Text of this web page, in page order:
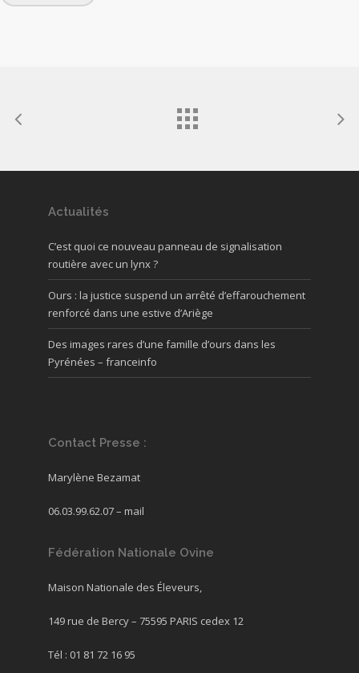
Actualités
C’est quoi ce nouveau panneau de signalisation
routière avec un lynx ?
Ours : la justice suspend un arrêté d’effarouchement
renforcé dans une estive d’Ariège
Des images rares d’une famille d’ours dans les
Pyrénées – franceinfo
Contact Presse :
Marylène Bezamat
06.03.99.62.07 – mail
Fédération Nationale Ovine
Maison Nationale des Éleveurs,
149 rue de Bercy – 75595 PARIS cedex 12
Tél : 01 81 72 16 95